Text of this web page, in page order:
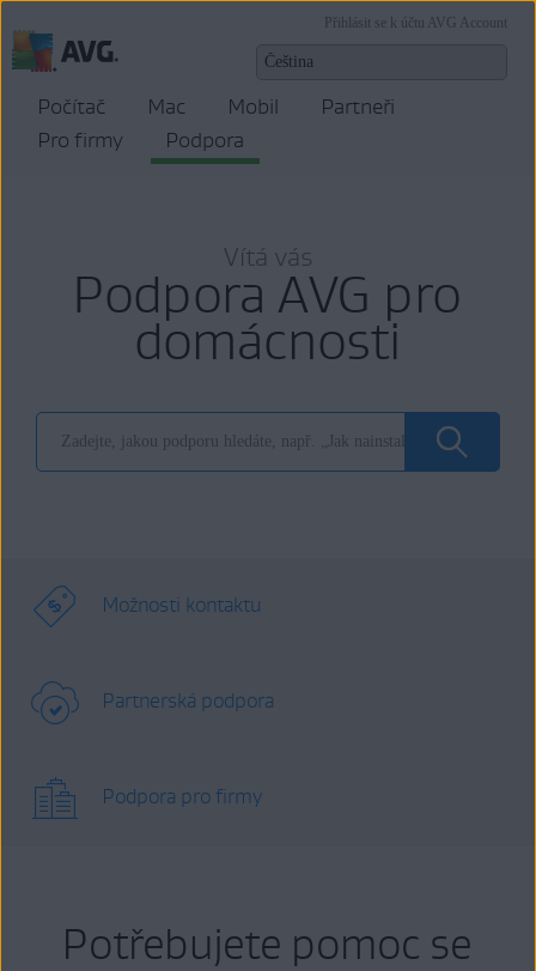
Přihlásit se k účtu AVG Account
Počítač Mac Mobil
Partneři
Pro firmy
Podpora
Vítá vás
Podpora AVG pro
domácnosti
Možnosti kontaktu
Partnerská podpora
Podpora pro firmy
Potřebujete pomoc se